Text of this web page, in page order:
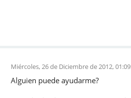
Miércoles, 26 de Diciembre de 2012,
Alguien puede ayudarme?